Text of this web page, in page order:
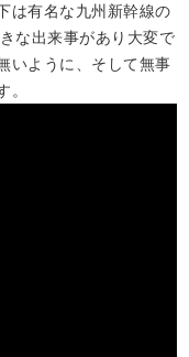
は有名な九州新幹線の
な出来事があり大変で
いように、そして無事
。